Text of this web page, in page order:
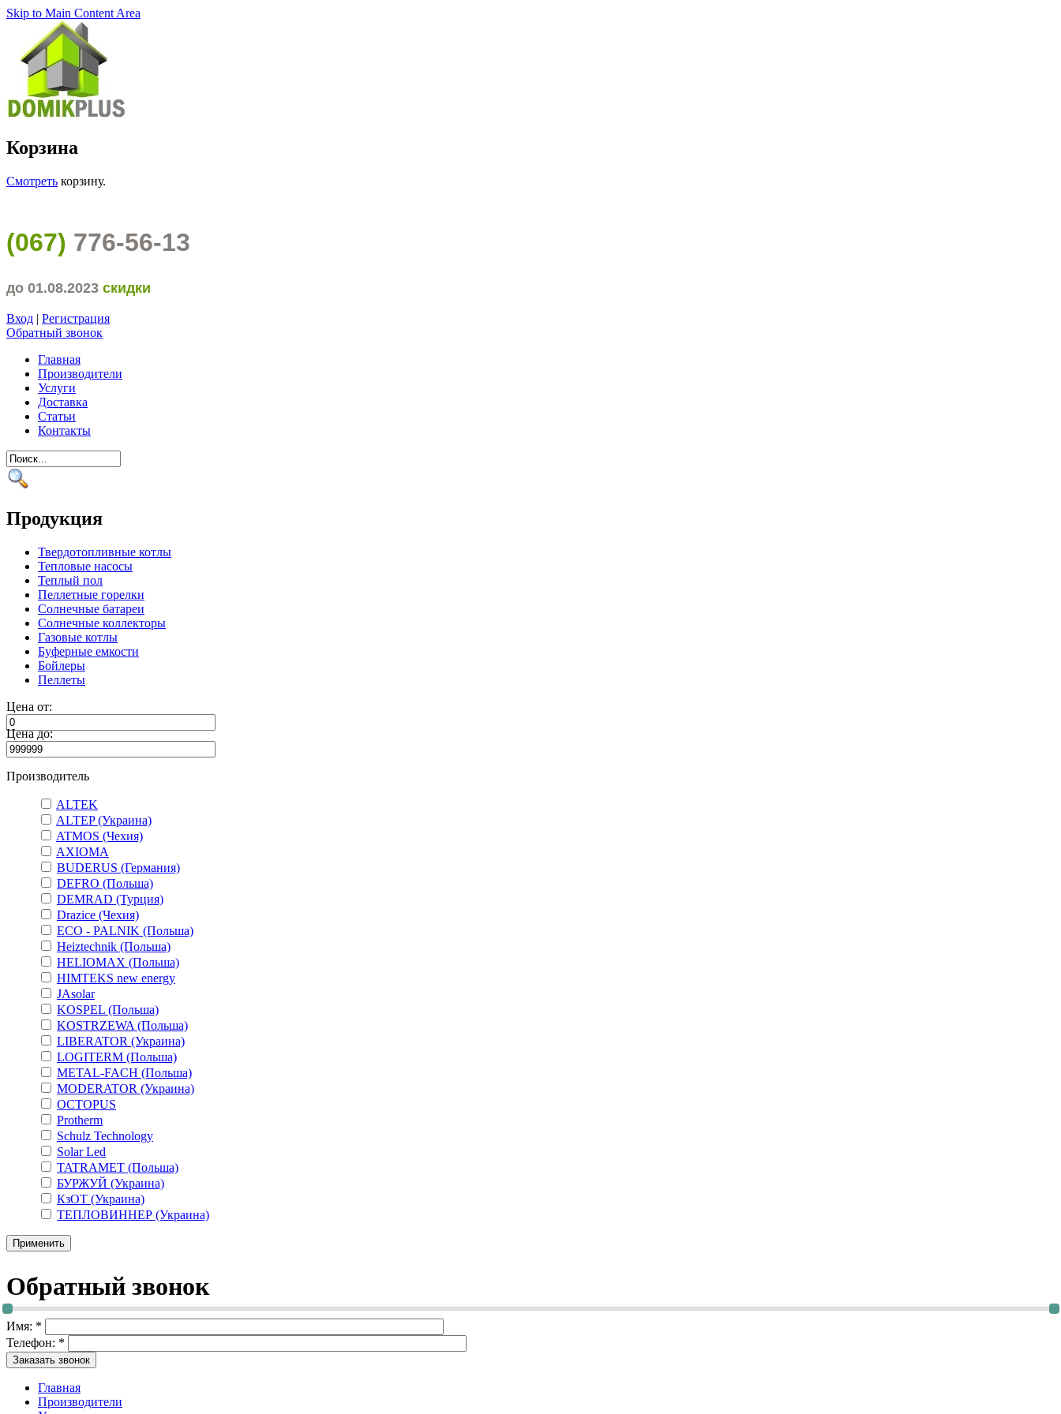
Skip to Main Content Area
Корзина
Смотреть корзину.
(067) 776-56-13
до 01.08.2023 скидки
Вход | Регистрация
Обратный звонок
Главная
Производители
Услуги
Доставка
Статьи
Контакты
Продукция
Твердотопливные котлы
Тепловые насосы
Теплый пол
Пеллетные горелки
Солнечные батареи
Солнечные коллекторы
Газовые котлы
Буферные емкости
Бойлеры
Пеллеты
Цена от:
Цена до:
Производитель
ALTEK
ALTEP (Украина)
ATMOS (Чехия)
AXIOMA
BUDERUS (Германия)
DEFRO (Польша)
DEMRAD (Турция)
Drazice (Чехия)
ECO - PALNIK (Польша)
Heiztechnik (Польша)
HELIOMAX (Польша)
HIMTEKS new energy
JAsolar
KOSPEL (Польша)
KOSTRZEWA (Польша)
LIBERATOR (Украина)
LOGITERM (Польша)
METAL-FACH (Польша)
MODERATOR (Украина)
OCTOPUS
Protherm
Schulz Technology
Solar Led
TATRAMET (Польша)
БУРЖУЙ (Украина)
КзОТ (Украина)
ТЕПЛОВИННЕР (Украина)
Обратный звонок
Имя: *
Телефон: *
Главная
Производители